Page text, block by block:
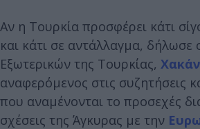
Αν η Τουρκία προσφέρει κάτι
και κάτι σε αντάλλαγμα, δήλωσε
Εξωτερικών της Τουρκίας,
αναφερόμενος στις συζητήσεις
που αναμένονται το προσεχές
σχέσεις της Άγκυρας με την